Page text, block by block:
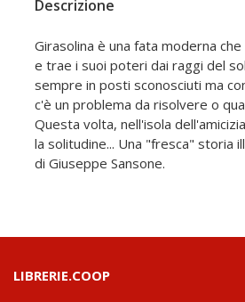
Descrizione
Girasolina è una fata moderna
e trae i suoi poteri dai raggi del
sempre in posti sconosciuti ma
c'è un problema da risolvere o
Questa volta, nell'isola
la solitudine... Una "fresca" storia
di Giuseppe Sansone.
LIBRERIE.COOP